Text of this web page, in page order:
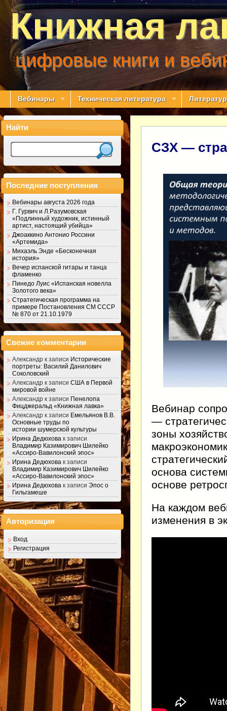
Книжная
цифровые книги и
Вебинары Техническая литература
СЗХ —
Вебинар
—
зоны
основа
основе
На каждом
изменения в
Найти
Последние поступления
Вебинары августа 2026 года
Г. Гурвич и Л.Разумовская
«Подлинный художник, истинный
артист, настоящий убийца»
Джоаккино Антонио Россини
«Артемида»
Михаэль Энде «Бесконечная
история»
Вечер испанской гитары и танца
фламенко
Пинедо Луис «Испанская новелла
Золотого века»
Стратегическая программа на
примере Постановления СМ СССР
№ 870 от 21.10.1979
Свежие комментарии
Александр к записи Исторические
портреты: Василий Данилович
Соколовский
Александр к записи США в Первой
мировой войне
Александр к записи Пенелопа
Фицджеральд «Книжная лавка»
Александр к записи Емельянов В.В.
Основные труды по
истории шумерской культуры
Ирина Дедюхова к записи
Владимир Казимирович Шилейко
«Ассиро-Вавилонский эпос»
Ирина Дедюхова к записи
Владимир Казимирович Шилейко
«Ассиро-Вавилонский эпос»
Ирина Дедюхова к записи Эпос о
Гильгамеше
Авторизация
Вход
Регистрация